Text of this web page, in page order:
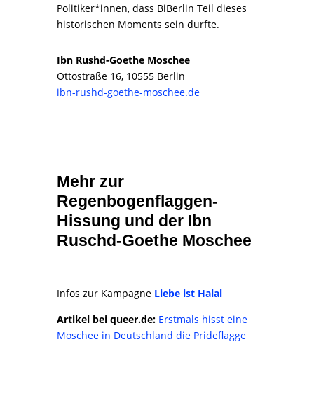
Politiker*innen, dass BiBerlin Teil dieses
historischen Moments sein durfte.
Ibn Rushd-Goethe Moschee
Ottostraße 16, 10555 Berlin
ibn-rushd-goethe-moschee.de
Mehr zur
Regenbogenflaggen-
Hissung und der Ibn
Ruschd-Goethe Moschee
Infos zur Kampagne Liebe ist Halal
Artikel bei queer.de: Erstmals hisst eine
Moschee in Deutschland die Prideflagge